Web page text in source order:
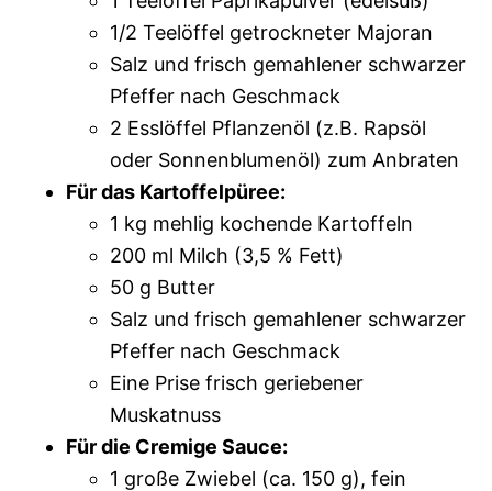
1/2 Teelöffel getrockneter Majoran
Salz und frisch gemahlener schwarzer
Pfeffer nach Geschmack
2 Esslöffel Pflanzenöl (z.B. Rapsöl
oder Sonnenblumenöl) zum Anbraten
Für das Kartoffelpüree:
1 kg mehlig kochende Kartoffeln
200 ml Milch (3,5 % Fett)
50 g Butter
Salz und frisch gemahlener schwarzer
Pfeffer nach Geschmack
Eine Prise frisch geriebener
Muskatnuss
Für die Cremige Sauce:
1 große Zwiebel (ca. 150 g), fein